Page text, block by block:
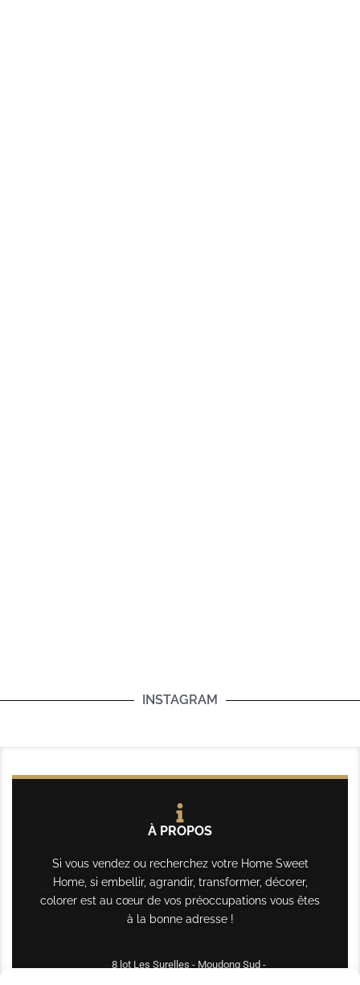
INSTAGRAM
À PROPOS
Si vous vendez ou recherchez votre Home Sweet
Home, si embellir, agrandir, transformer, décorer,
colorer est au cœur de vos préoccupations vous êtes
à la bonne adresse !
8 lot Les Surelles - Moudong Sud -